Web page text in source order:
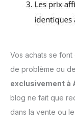
Vos achats se font
de problème ou
exclusivement à
blog ne fait que
dans la vente ou